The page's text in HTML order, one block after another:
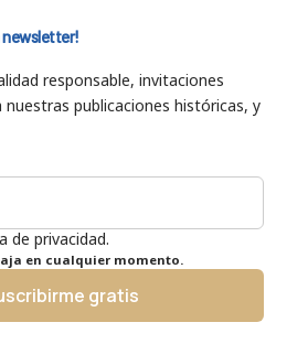
newsletter!
responsable, invitaciones
nuestras publicaciones históricas, y
de privacidad.
en cualquier momento.
gratis